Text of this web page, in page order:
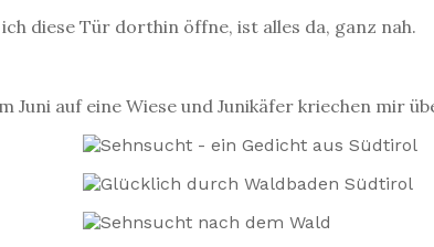
diese Tür dorthin öffne, ist alles da, ganz nah.
auf eine Wiese und Junikäfer kriechen mir